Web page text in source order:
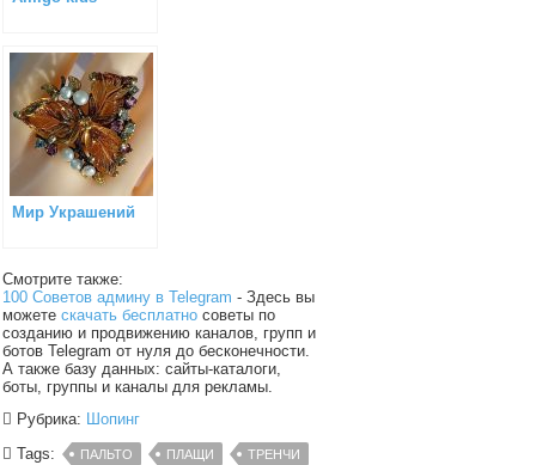
Мир Украшений
Смотрите также:
100 Советов админу в Telegram - Здесь вы
можетескачать бесплатно советы по
созданию и продвижению каналов, групп и
ботов Telegram от нуля до бесконечности.
А также базу данных: сайты-каталоги,
боты, группы и каналы для рекламы.
Рубрика: Шопинг
Tags:
ПАЛЬТО ПЛАЩИ ТРЕНЧИ